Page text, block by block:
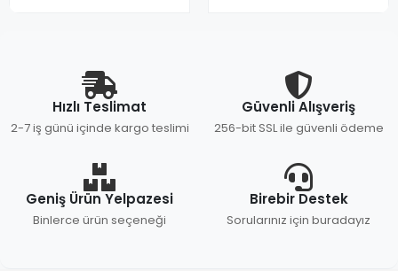
Hızlı Teslimat
2-7 iş günü içinde kargo teslimi
Güvenli Alışveriş
256-bit SSL ile güvenli ödeme
Geniş Ürün Yelpazesi
Binlerce ürün seçeneği
Birebir Destek
Sorularınız için buradayız